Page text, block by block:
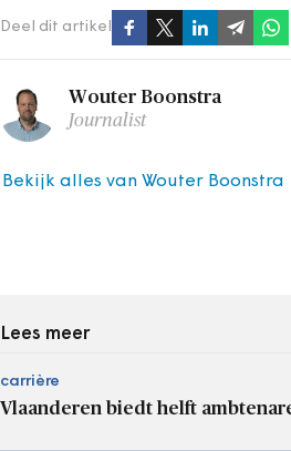
Deel dit artikel
Wouter Boonstra
Journalist
Bekijk alles van Wouter Boonstra
Lees meer
carrière
Vlaanderen biedt helft